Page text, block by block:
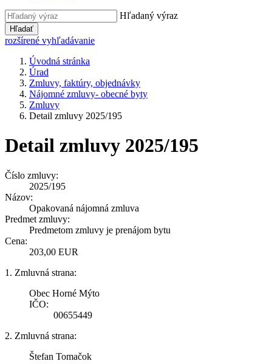
Hľadaný výraz
Hľadať
rozšírené vyhľadávanie
Úvodná stránka
Úrad
Zmluvy, faktúry, objednávky
Nájomné zmluvy- obecné byty
Zmluvy
Detail zmluvy 2025/195
Detail zmluvy 2025/195
Číslo zmluvy:
2025/195
Názov:
Opakovaná nájomná zmluva
Predmet zmluvy:
Predmetom zmluvy je prenájom bytu
Cena:
203,00 EUR
1. Zmluvná strana:
Obec Horné Mýto
IČO:
00655449
2. Zmluvná strana:
Štefan Tomačok